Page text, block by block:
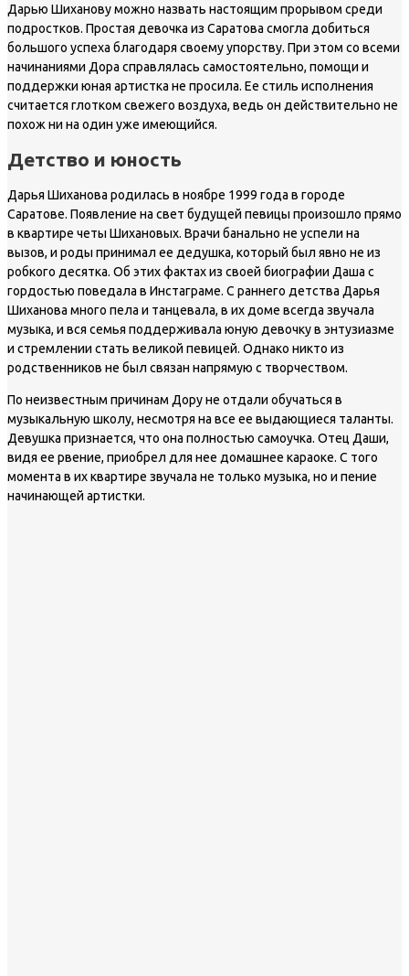
Дарью Шиханову можно назвать настоящим прорывом среди
подростков. Простая девочка из Саратова смогла добиться
большого успеха благодаря своему упорству. При этом со всеми
начинаниями Дора справлялась самостоятельно, помощи и
поддержки юная артистка не просила. Ее стиль исполнения
считается глотком свежего воздуха, ведь он действительно не
похож ни на один уже имеющийся.
Детство и юность
Дарья Шиханова родилась в ноябре 1999 года в городе
Саратове. Появление на свет будущей певицы произошло прямо
в квартире четы Шихановых. Врачи банально не успели на
вызов, и роды принимал ее дедушка, который был явно не из
робкого десятка. Об этих фактах из своей биографии Даша с
гордостью поведала в Инстаграме. С раннего детства Дарья
Шиханова много пела и танцевала, в их доме всегда звучала
музыка, и вся семья поддерживала юную девочку в энтузиазме
и стремлении стать великой певицей. Однако никто из
родственников не был связан напрямую с творчеством.
По неизвестным причинам Дору не отдали обучаться в
музыкальную школу, несмотря на все ее выдающиеся таланты.
Девушка признается, что она полностью самоучка. Отец Даши,
видя ее рвение, приобрел для нее домашнее караоке. С того
момента в их квартире звучала не только музыка, но и пение
начинающей артистки.